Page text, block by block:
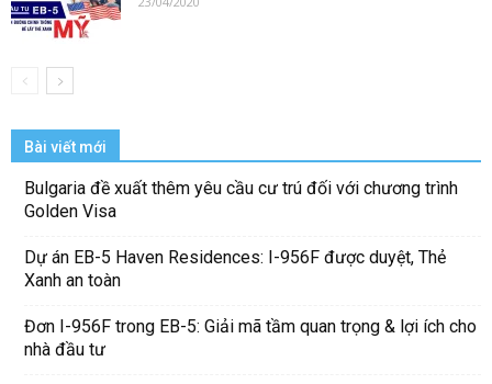
Bài viết mới
Bulgaria đề xuất thêm yêu cầu cư trú đối với chương trình
Golden Visa
Dự án EB-5 Haven Residences: I-956F được duyệt, Thẻ
Xanh an toàn
Đơn I-956F trong EB-5: Giải mã tầm quan trọng & lợi ích cho
nhà đầu tư